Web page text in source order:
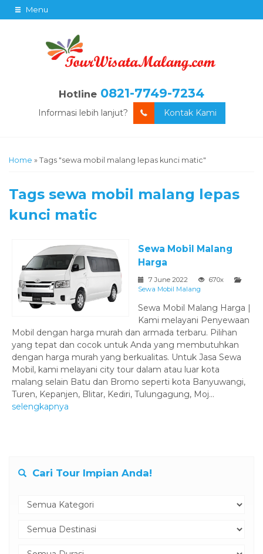
Menu
Hotline 0821-7749-7234
Informasi lebih lanjut? Kontak Kami
Home » Tags "sewa mobil malang lepas kunci matic"
Tags sewa mobil malang lepas
kunci matic
Sewa Mobil Malang
Harga
7 June 2022
670x
Sewa Mobil Malang
Sewa Mobil Malang Harga |
Kami melayani Penyewaan
Mobil dengan harga murah dan armada terbaru. Pilihan
yang tepat dan cocok untuk Anda yang membutuhkan
dengan harga murah yang berkualitas. Untuk Jasa Sewa
Mobil, kami melayani city tour dalam atau luar kota
malang selain Batu dan Bromo seperti kota Banyuwangi,
Turen, Kepanjen, Blitar, Kediri, Tulungagung, Moj...
selengkapnya
Cari Tour Impian Anda!